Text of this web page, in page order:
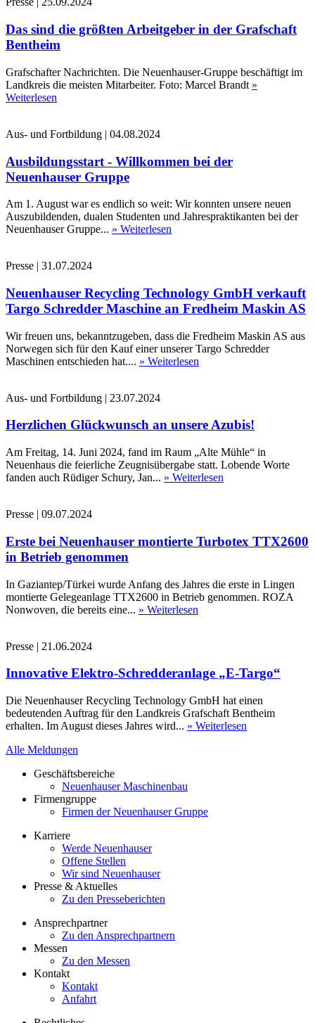
Das sind die größten Arbeitgeber in der Grafschaft
Bentheim
Grafschafter Nachrichten. Die Neuenhauser-Gruppe beschäftigt im
Landkreis die meisten Mitarbeiter. Foto: Marcel Brandt »
Weiterlesen
Aus- und Fortbildung | 04.08.2024
Ausbildungsstart - Willkommen bei der
Neuenhauser Gruppe
Am 1. August war es endlich so weit: Wir konnten unsere neuen
Auszubildenden, dualen Studenten und Jahrespraktikanten bei der
Neuenhauser Gruppe... » Weiterlesen
Presse | 31.07.2024
Neuenhauser Recycling Technology GmbH verkauft
Targo Schredder Maschine an Fredheim Maskin AS
Wir freuen uns, bekanntzugeben, dass die Fredheim Maskin AS aus
Norwegen sich für den Kauf einer unserer Targo Schredder
Maschinen entschieden hat.... » Weiterlesen
Aus- und Fortbildung | 23.07.2024
Herzlichen Glückwunsch an unsere Azubis!
Am Freitag, 14. Juni 2024, fand im Raum „Alte Mühle“ in
Neuenhaus die feierliche Zeugnisübergabe statt. Lobende Worte
fanden auch Rüdiger Schury, Jan... » Weiterlesen
Presse | 09.07.2024
Erste bei Neuenhauser montierte Turbotex TTX2600
in Betrieb genommen
In Gaziantep/Türkei wurde Anfang des Jahres die erste in Lingen
montierte Gelegeanlage TTX2600 in Betrieb genommen. ROZA
Nonwoven, die bereits eine... » Weiterlesen
Presse | 21.06.2024
Innovative Elektro-Schredderanlage „E-Targo“
Die Neuenhauser Recycling Technology GmbH hat einen
bedeutenden Auftrag für den Landkreis Grafschaft Bentheim
erhalten. Im August dieses Jahres wird... » Weiterlesen
Alle Meldungen
Geschäftsbereiche
Neuenhauser Maschinenbau
Firmengruppe
Firmen der Neuenhauser Gruppe
Karriere
Werde Neuenhauser
Offene Stellen
Wir sind Neuenhauser
Presse & Aktuelles
Zu den Presseberichten
Ansprechpartner
Zu den Ansprechpartnern
Messen
Zu den Messen
Kontakt
Kontakt
Anfahrt